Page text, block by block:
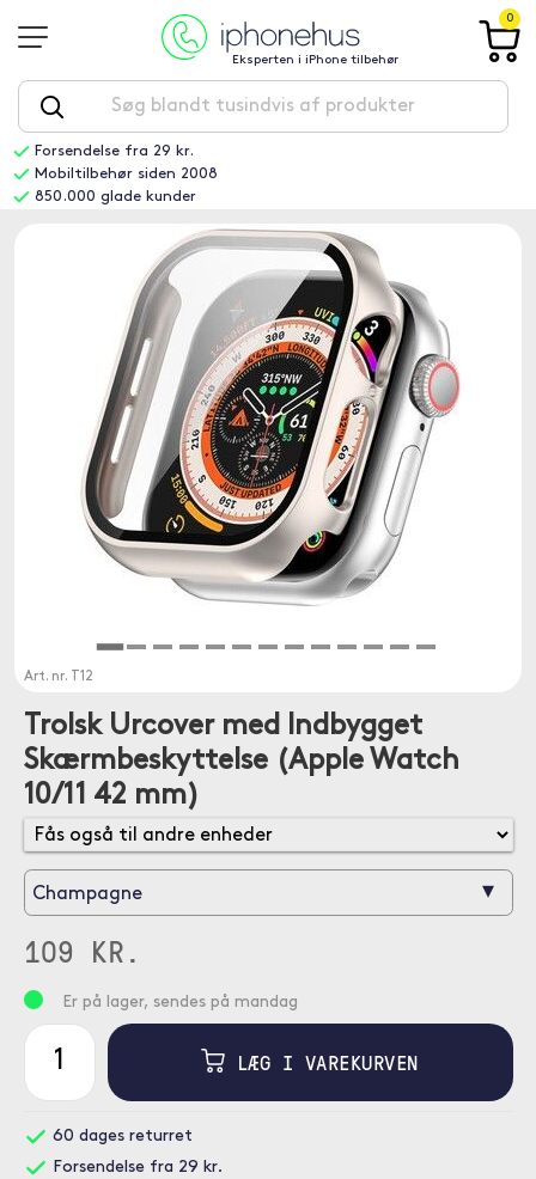
Eksperten i iPhone tilbehør
0
Forsendelse fra 29 kr.
Mobiltilbehør siden 2008
850.000 glade kunder
Art. nr. T12
Trolsk Urcover med Indbygget
Skærmbeskyttelse (Apple Watch
10/11 42 mm)
Champagne ▾
109 KR.
Er på lager, sendes på mandag
LÆG I VAREKURVEN
60 dages returret
Forsendelse fra 29 kr.